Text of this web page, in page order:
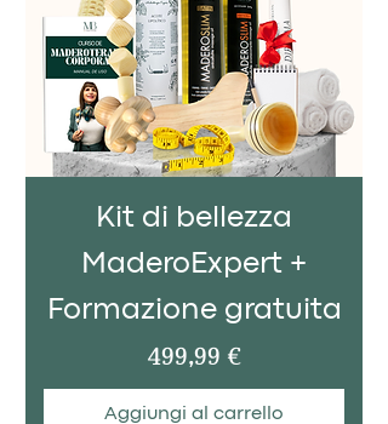
Kit di bellezza
MaderoExpert +
Formazione gratuita
Prezzo
499,99 €
Aggiungi al carrello